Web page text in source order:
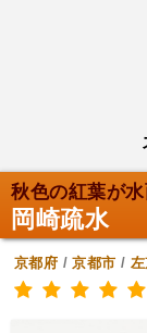
秋色の紅葉が水
岡崎疏水
京都府 /京都市 /